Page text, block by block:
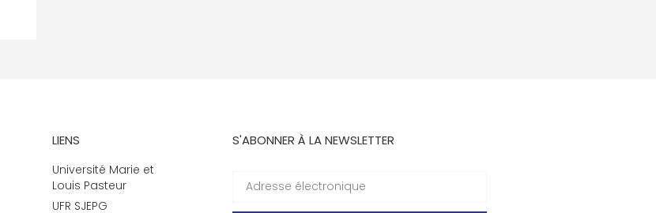
LIENS
Université Marie et
Louis Pasteur
UFR SJEPG
S'ABONNER À LA NEWSLETTER